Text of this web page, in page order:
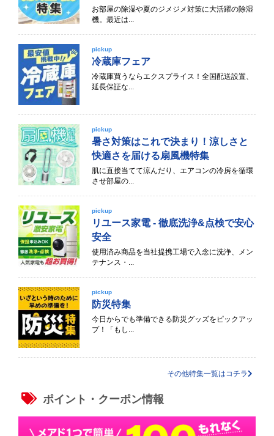
お部屋の除湿や夏のジメジメ対策に大活躍の除湿
機。最近は...
pickup
冷蔵庫フェア
冷蔵庫買うならエクスプライス！全国配送設置、
延長保証な...
pickup
暑さ対策はこれで決まり！涼しさと
快適さを届ける扇風機特集
肌に直接当てて涼んだり、エアコンの冷房を循環
させ部屋の...
pickup
リユース家電 - 徹底洗浄&点検で安心
安全
使用済み商品を当社提携工場で入念に洗浄、メン
テナンス・...
pickup
防災特集
今日からでも準備できる防災グッズをピックアッ
プ！「もし...
その他特集一覧はコチラ
ポイント・クーポン情報